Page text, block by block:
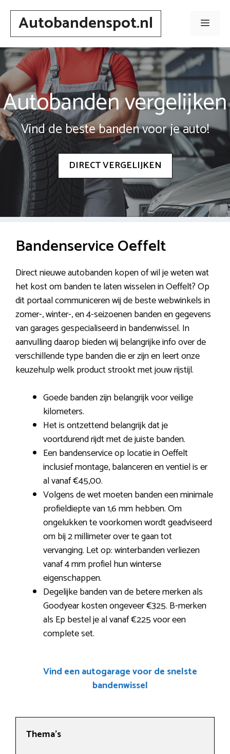
Spring
inhoudAutobandenspot.nl Menu
Autobanden vergelijken
Vind de beste banden voor je auto!
DIRECT VERGELIJKEN
Bandenservice Oeffelt
Direct nieuwe autobanden kopen of wil je weten wat
het kost om banden te laten wisselen in Oeffelt? Op
dit portaal communiceren wij de beste webwinkels in
zomer-, winter-, en 4-seizoenen banden en gegevens
van garages gespecialiseerd in bandenwissel. In
aanvulling daarop bieden wij belangrijke info over de
verschillende type banden die er zijn en leert onze
keuzehulp welk product strookt met jouw rijstijl.
Goede banden zijn belangrijk voor veilige
kilometers.
Het is ontzettend belangrijk dat je
voortdurend rijdt met de juiste banden.
Een bandenservice op locatie in Oeffelt
inclusief montage, balanceren en ventiel is er
al vanaf €45,00.
Volgens de wet moeten banden een minimale
profieldiepte van 1,6 mm hebben. Om
ongelukken te voorkomen wordt geadviseerd
om bij 2 millimeter over te gaan tot
vervanging. Let op: winterbanden verliezen
vanaf 4 mm profiel hun winterse
eigenschappen.
Degelijke banden van de betere merken als
Goodyear kosten ongeveer €325. B-merken
als Ep bestel je al vanaf €225 voor een
complete set.
Vind een autogarage voor de snelste
bandenwissel
Thema’s